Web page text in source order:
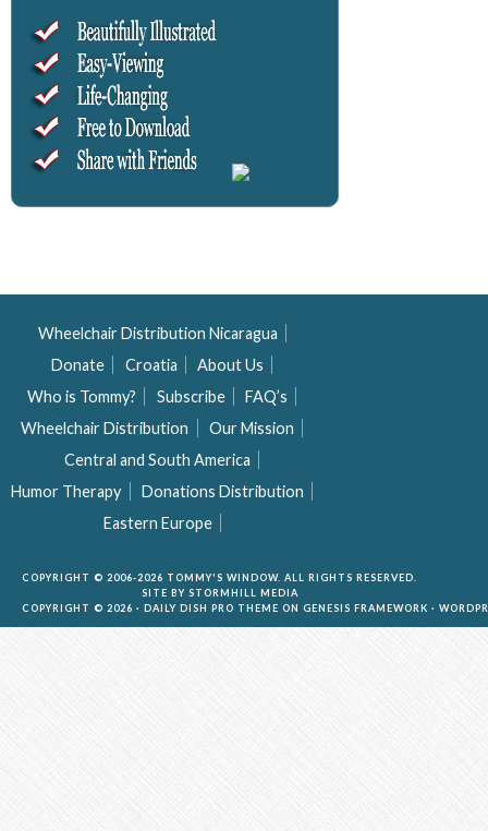
Wheelchair Distribution Nicaragua
Donate
Croatia
About Us
Who is Tommy?
Subscribe
FAQ’s
Wheelchair Distribution
Our Mission
Central and South America
Humor Therapy
Donations Distribution
Eastern Europe
COPYRIGHT © 2006-2026 TOMMY'S WINDOW. ALL RIGHTS RESERVED.
SITE BY STORMHILL MEDIA
COPYRIGHT © 2026 · DAILY DISH PRO THEME ON GENESIS FRAMEWORK ·